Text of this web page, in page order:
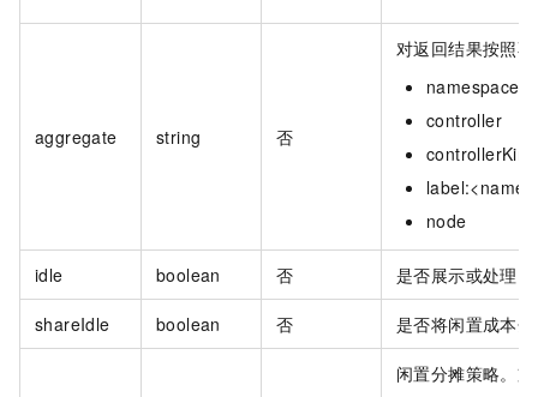
aggregate string 否
对返回结果按照
namespace
controller
controllerKind
label:<name>
node
idle boolean 否 是否展示或处理
shareIdle boolean 否 是否将闲置成本
闲置分摊策略。